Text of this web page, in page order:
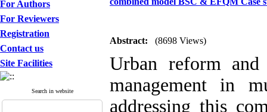
For Authors
For Reviewers
Registration
Contact us
Site Facilities
Search in website
Abstract: (8698 Views)
Urban reform
management in
addressing this